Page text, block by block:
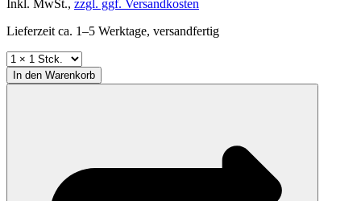
Inkl. MwSt., zzgl. ggf. Versandkosten
Lieferzeit ca. 1–5 Werktage, versandfertig
In den Warenkorb